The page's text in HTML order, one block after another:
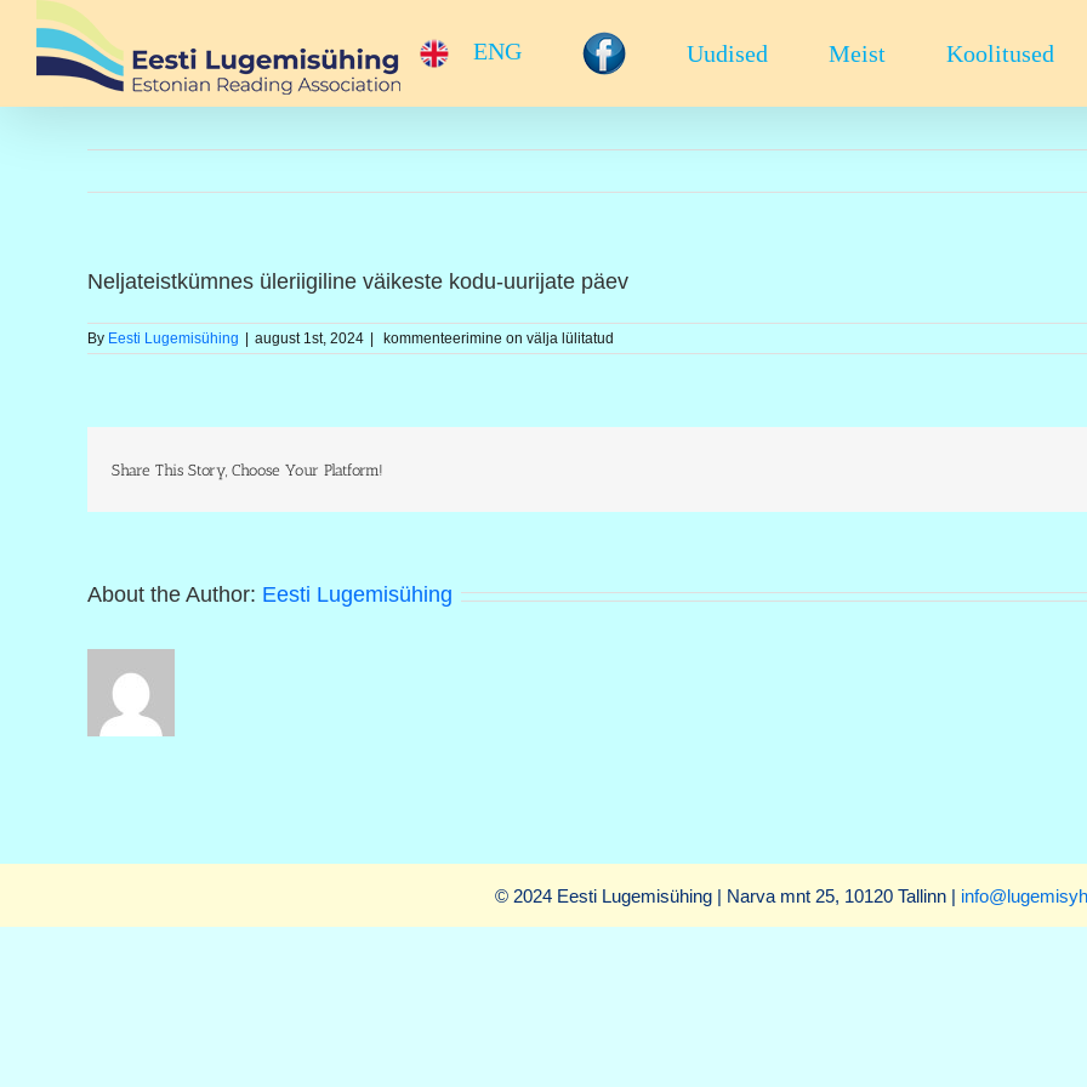
content
ENG Uudised Meist Koolitused
Neljateistkümnes üleriigiline väikeste kodu-uurijate päev
By Eesti Lugemisühing august 1st, 2024
Neljateistkümnes
üleriigiline
kommenteerimine on välja lülitatud
Share This Story, Choose Your Platform!
About the Author: Eesti Lugemisühing
© 2024 Eesti Lugemisühing | Narva mnt 25, 10120 Tallinn |